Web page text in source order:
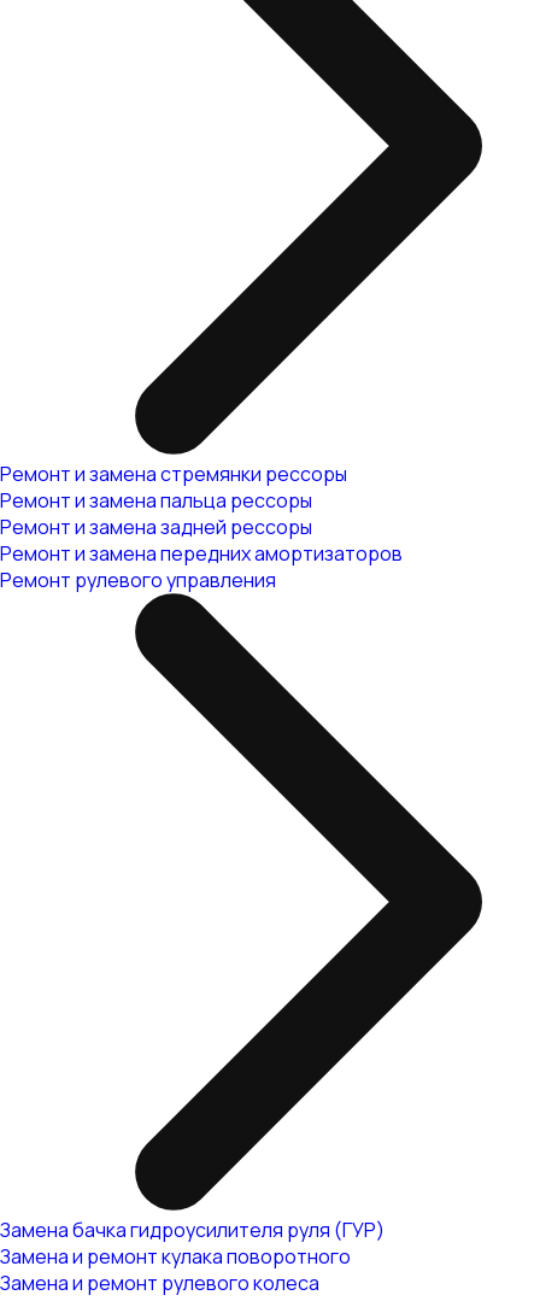
Ремонт и замена стремянки рессоры
Ремонт и замена пальца рессоры
Ремонт и замена задней рессоры
Ремонт и замена передних амортизаторов
Ремонт рулевого управления
Замена бачка гидроусилителя руля (ГУР)
Замена и ремонт кулака поворотного
Замена и ремонт рулевого колеса